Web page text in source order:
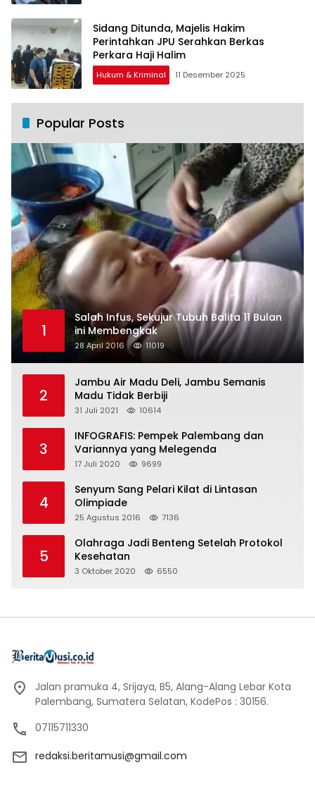
Sidang Ditunda, Majelis Hakim
Perintahkan JPU Serahkan Berkas
Perkara Haji Halim
Hukum & Kriminal 11 Desember 2025
Popular Posts
1
Salah Infus, Sekujur Tubuh Balita 11 Bulan
ini Membengkak
28 April 2016 11019
2
Jambu Air Madu Deli, Jambu Semanis
Madu Tidak Berbiji
31 Juli 2021 10614
3
INFOGRAFIS: Pempek Palembang dan
Variannya yang Melegenda
17 Juli 2020 9699
4
Senyum Sang Pelari Kilat di Lintasan
Olimpiade
25 Agustus 2016 7136
5
Olahraga Jadi Benteng Setelah Protokol
Kesehatan
3 Oktober 2020 6550
Jalan pramuka 4, Srijaya, B5, Alang-Alang Lebar Kota
Palembang, Sumatera Selatan, KodePos : 30156.
07115711330
redaksi.beritamusi@gmail.com